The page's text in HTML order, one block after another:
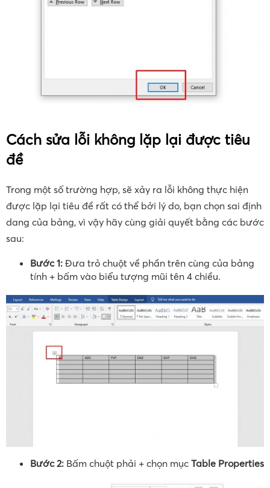
Cách sửa lỗi không lặp lại được tiêu
đề
Trong một số trường hợp, sẽ xảy ra lỗi không thực hiện
được lặp lại tiêu đề rất có thể bởi lý do, bạn chọn sai định
dang của bảng, vì vậy hãy cùng giải quyết bằng các bước
sau:
Bước 1: Đưa trỏ chuột về phần trên cùng của bảng
tính + bấm vào biểu tượng mũi tên 4 chiều.
Bước 2: Bấm chuột phải + chọn mục Table Properties